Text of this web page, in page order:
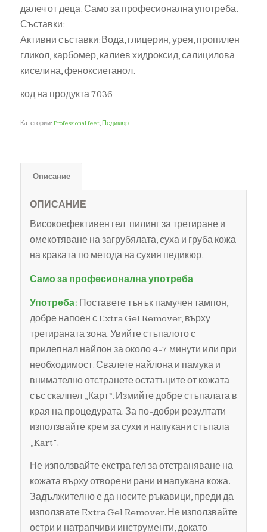
далеч от деца. Само за професионална употреба.
Съставки:
Активни съставки:Вода, глицерин, урея, пропилен
гликол, карбомер, калиев хидроксид, салицилова
киселина, феноксиетанол.
код на продукта 7036
Категории: Professional feet, Педикюр
Описание
ОПИСАНИЕ
Високоефективен гел-пилинг за третиране и
омекотяване на загрубялата, суха и груба кожа
на краката по метода на сухия педикюр.
Само за професионална употреба
Употреба: Поставете тънък памучен тампон,
добре напоен с Extra Gel Remover, върху
третираната зона. Увийте стъпалото с
прилепнал найлон за около 4-7 минути или при
необходимост. Свалете найлона и памука и
внимателно отстранете остатъците от кожата
със скалпел „Карт“. Измийте добре стъпалата в
края на процедурата. За по-добри резултати
използвайте крем за сухи и напукани стъпала
„Kart“.
Не използвайте екстра гел за отстраняване на
кожата върху отворени рани и напукана кожа.
Задължително е да носите ръкавици, преди да
използвате Extra Gel Remover. Не използвайте
остри и натрапчиви инструменти, докато